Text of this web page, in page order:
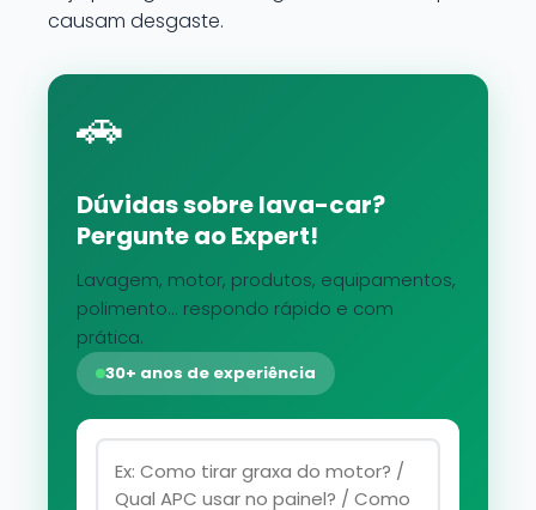
causam desgaste.
🚗
Dúvidas sobre lava-car?
Pergunte ao Expert!
Lavagem, motor, produtos, equipamentos,
polimento... respondo rápido e com
prática.
30+ anos de experiência